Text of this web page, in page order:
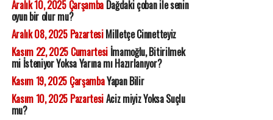
Aralık 10, 2025 ÇarşambaDağdaki çoban ile senin
oyun bir olur mu?
Aralık 08, 2025 PazartesiMilletçe Cinnetteyiz
Kasım 22, 2025 Cumartesiİmamoğlu, Bitirilmek
mi İsteniyor Yoksa Yarına mı Hazırlanıyor?
Kasım 19, 2025 ÇarşambaYapan Bilir
Kasım 10, 2025 PazartesiAciz miyiz Yoksa Suçlu
mu?